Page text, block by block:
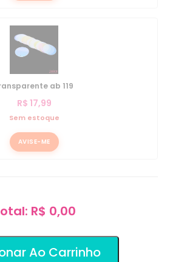
ab 119
R$ 17,99
Sem estoque
AVISE-ME
R$ 0,00
Ao Carrinho